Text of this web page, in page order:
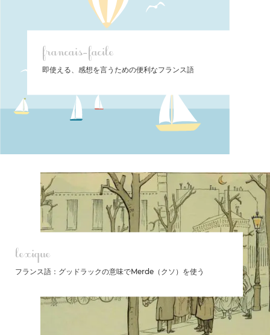
francais-facile
即使える、感想を言うための便利なフランス語
lexique
フランス語：グッドラックの意味でMerde（クソ）を使う